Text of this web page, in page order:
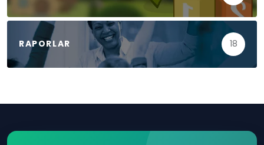
RAPORLAR 18